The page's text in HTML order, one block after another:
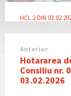
HCL 2 DIN
Anterior
Hotararea
Consiliu nr.
03.02.2026